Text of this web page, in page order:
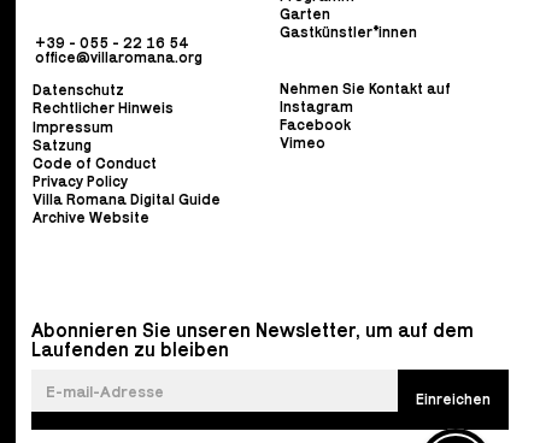
+39 - 055 - 22 16 54
office@villaromana.org
Garten
Gastkünstler*innen
Datenschutz
Rechtlicher Hinweis
Impressum
Satzung
Code of Conduct
Privacy Policy
Villa Romana Digital Guide
Archive Website
Nehmen Sie Kontakt auf
Instagram
Facebook
Vimeo
Abonnieren Sie unseren Newsletter, um auf dem
Laufenden zu bleiben